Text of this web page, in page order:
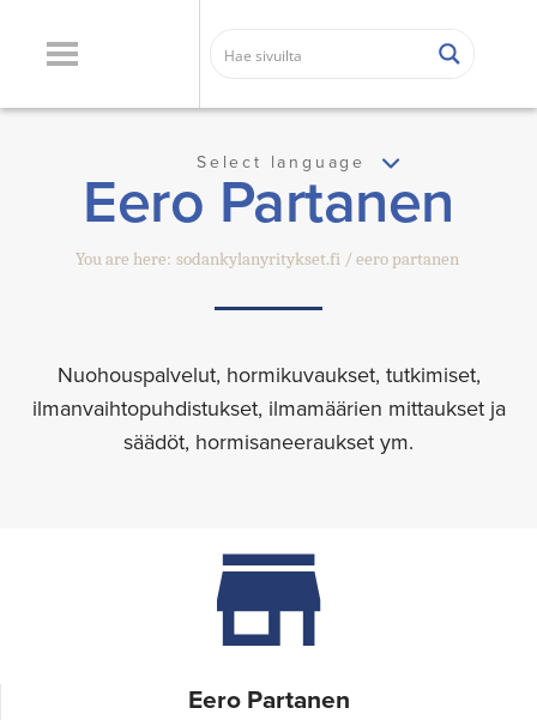
Select language
Eero Partanen
You are here: sodankylanyritykset.fi eero partanen
Nuohouspalvelut, hormikuvaukset, tutkimiset,
ilmanvaihtopuhdistukset, ilmamäärien mittaukset ja
säädöt, hormisaneeraukset ym.
Eero Partanen